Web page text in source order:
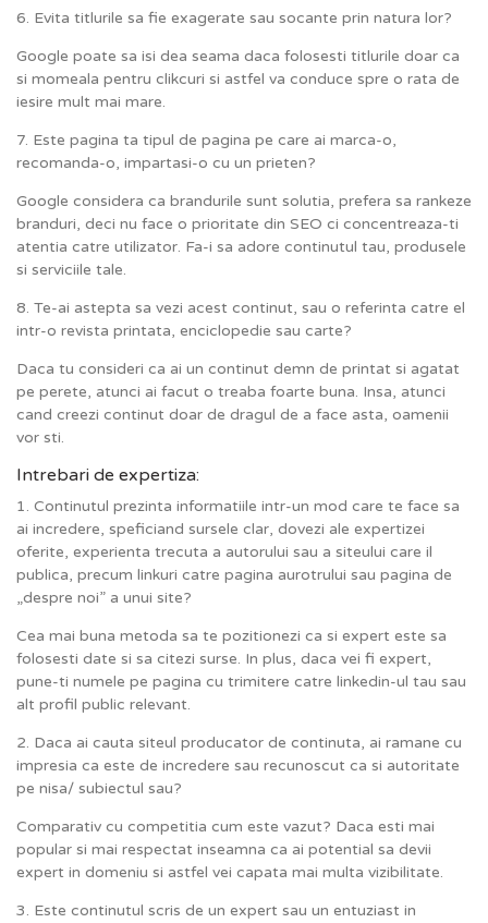
6. Evita titlurile sa fie exagerate sau socante prin natura lor?
Google poate sa isi dea seama daca folosesti titlurile doar ca
si momeala pentru clikcuri si astfel va conduce spre o rata de
iesire mult mai mare.
7. Este pagina ta tipul de pagina pe care ai marca-o,
recomanda-o, impartasi-o cu un prieten?
Google considera ca brandurile sunt solutia, prefera sa rankeze
branduri, deci nu face o prioritate din SEO ci concentreaza-ti
atentia catre utilizator. Fa-i sa adore continutul tau, produsele
si serviciile tale.
8. Te-ai astepta sa vezi acest continut, sau o referinta catre el
intr-o revista printata, enciclopedie sau carte?
Daca tu consideri ca ai un continut demn de printat si agatat
pe perete, atunci ai facut o treaba foarte buna. Insa, atunci
cand creezi continut doar de dragul de a face asta, oamenii
vor sti.
Intrebari de expertiza:
1. Continutul prezinta informatiile intr-un mod care te face sa
ai incredere, speficiand sursele clar, dovezi ale expertizei
oferite, experienta trecuta a autorului sau a siteului care il
publica, precum linkuri catre pagina aurotrului sau pagina de
„despre noi” a unui site?
Cea mai buna metoda sa te pozitionezi ca si expert este sa
folosesti date si sa citezi surse. In plus, daca vei fi expert,
pune-ti numele pe pagina cu trimitere catre linkedin-ul tau sau
alt profil public relevant.
2. Daca ai cauta siteul producator de continuta, ai ramane cu
impresia ca este de incredere sau recunoscut ca si autoritate
pe nisa/ subiectul sau?
Comparativ cu competitia cum este vazut? Daca esti mai
popular si mai respectat inseamna ca ai potential sa devii
expert in domeniu si astfel vei capata mai multa vizibilitate.
3. Este continutul scris de un expert sau un entuziast in